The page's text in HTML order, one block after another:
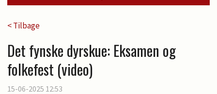
< Tilbage
Det fynske dyrskue: Eksamen og
folkefest (video)
15-06-2025 12:53